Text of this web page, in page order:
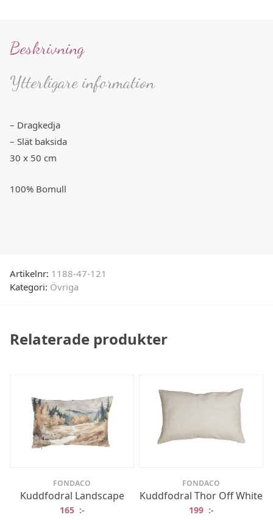
Beskrivning
Ytterligare information
– Dragkedja
– Slät baksida
30 x 50 cm
100% Bomull
Artikelnr: 1188-47-121
Kategori: Övriga
Relaterade produkter
FONDACO
Kuddfodral Landscape
165 :-
FONDACO
Kuddfodral Thor Off White
199 :-